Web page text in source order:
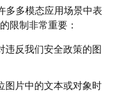
多多模态应用场景中表
限制非常重要：
违反我们安全政策的图
图片中的文本或对象时